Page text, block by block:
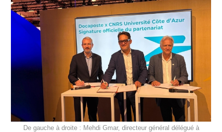
De gauche à droite : Mehdi Gmar, directeur général délégué à